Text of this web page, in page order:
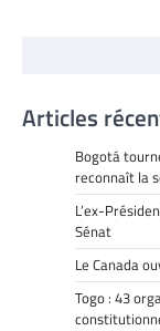
Articles
Bogotá
reconnaît la
L’ex-
Sénat
Le Canada
Togo : 43